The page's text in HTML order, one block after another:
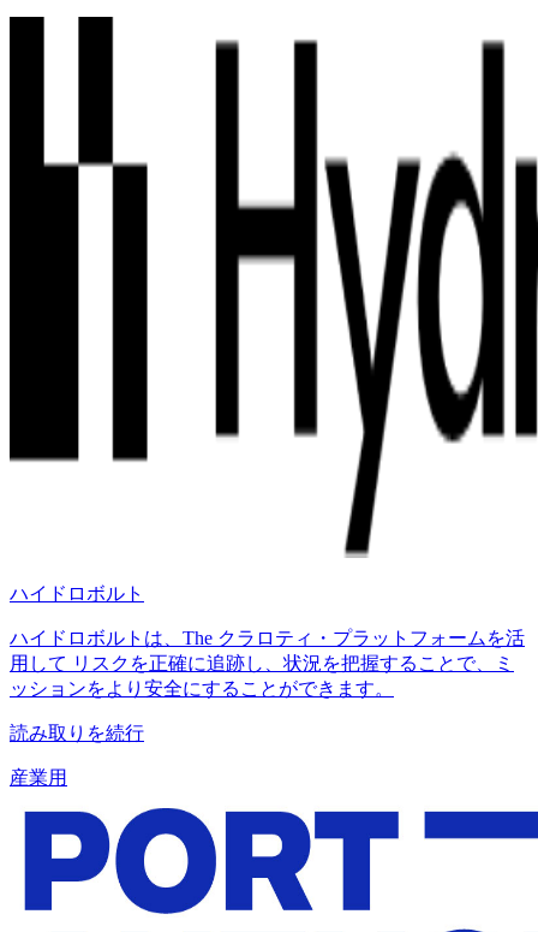
ハイドロボルト
ハイドロボルトは、The クラロティ・プラットフォームを活
用して リスクを正確に追跡し、状況を把握することで、ミ
ッションをより安全にすることができます。
読み取りを続行
産業用